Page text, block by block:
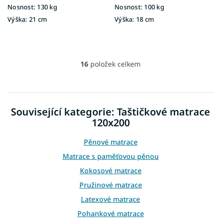
Nosnost: 130 kg
Výška: 21 cm
Nosnost: 100 kg
Výška: 18 cm
O
á
a
c
p
r
v
k
y
v
ý
p
i
16 položek celkem
Související kategorie: Taštičkové matrace
120x200
Pěnové matrace
Matrace s paměťovou pěnou
Kokosové matrace
Pružinové matrace
Latexové matrace
Pohankové matrace